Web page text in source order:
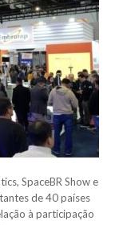
SpaceBR Show e
de 40 países
à participação